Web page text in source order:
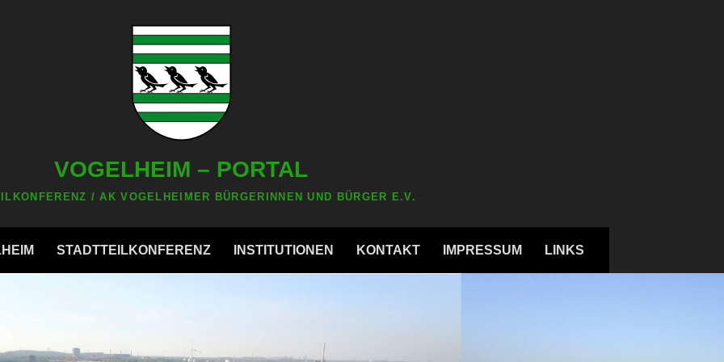
VOGELHEIM – PORTAL
/ AK VOGELHEIMER BÜRGERINNEN UND BÜRGER E.V.
STADTTEILKONFERENZ INSTITUTIONEN KONTAKT IMPRESSUM LINKS